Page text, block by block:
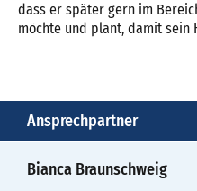
dass er später gern im
möchte und plant, damit sein
Ansprechpartner
Bianca Braunschweig